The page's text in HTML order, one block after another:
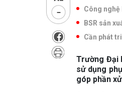
Công nghệ
BSR sản
Cần phát
Trường Đại
sử dụng
góp phần